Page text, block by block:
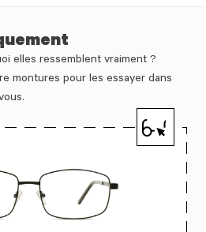
elles ressemblent vraiment ?
montures pour les essayer dans